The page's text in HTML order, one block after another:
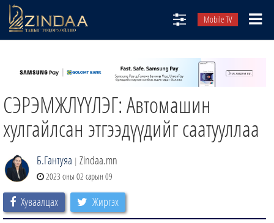
Mobile TV
ТВ8
ӨГЛӨӨНИЙ СОНИН
АУДИО ЗОХИОЛ
ЗИНДАА СЭТГҮҮЛ
СЭРЭМЖЛҮҮЛЭГ: Автомашин
хулгайлсан этгээдүүдийг саатууллаа
Б.Гантуяа | Zindaa.mn
2023 оны 02 сарын 09
Хуваалцах Жиргэх